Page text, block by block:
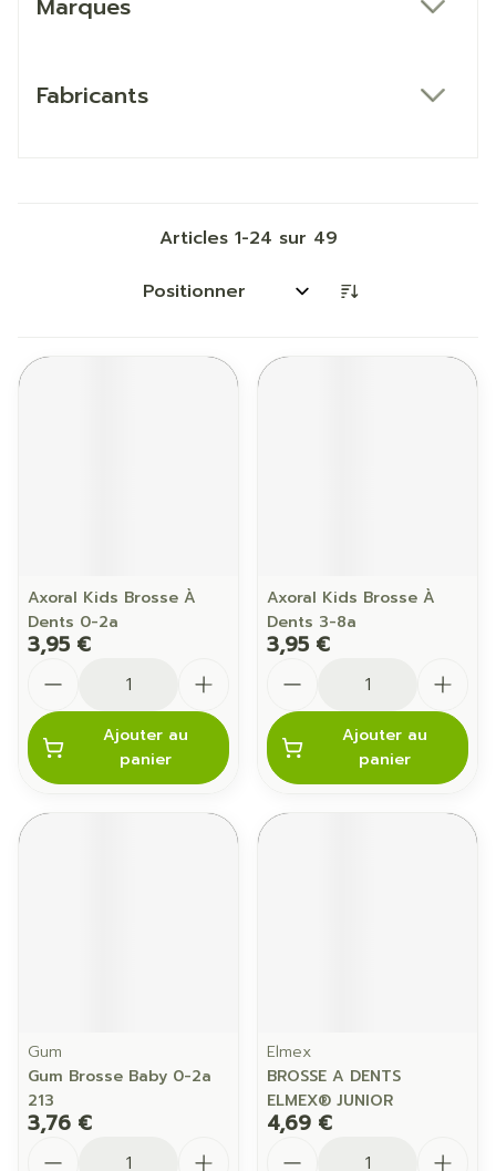
Marques
Fabricants
Articles 1-24 sur 49
Trier par:
Axoral Kids Brosse À
Dents 0-2a
3,95 €
Ajouter au
panier
Axoral Kids Brosse À
Dents 3-8a
3,95 €
Ajouter au
panier
Gum
Gum Brosse Baby 0-2a
213
3,76 €
Elmex
BROSSE A DENTS
ELMEX® JUNIOR
4,69 €